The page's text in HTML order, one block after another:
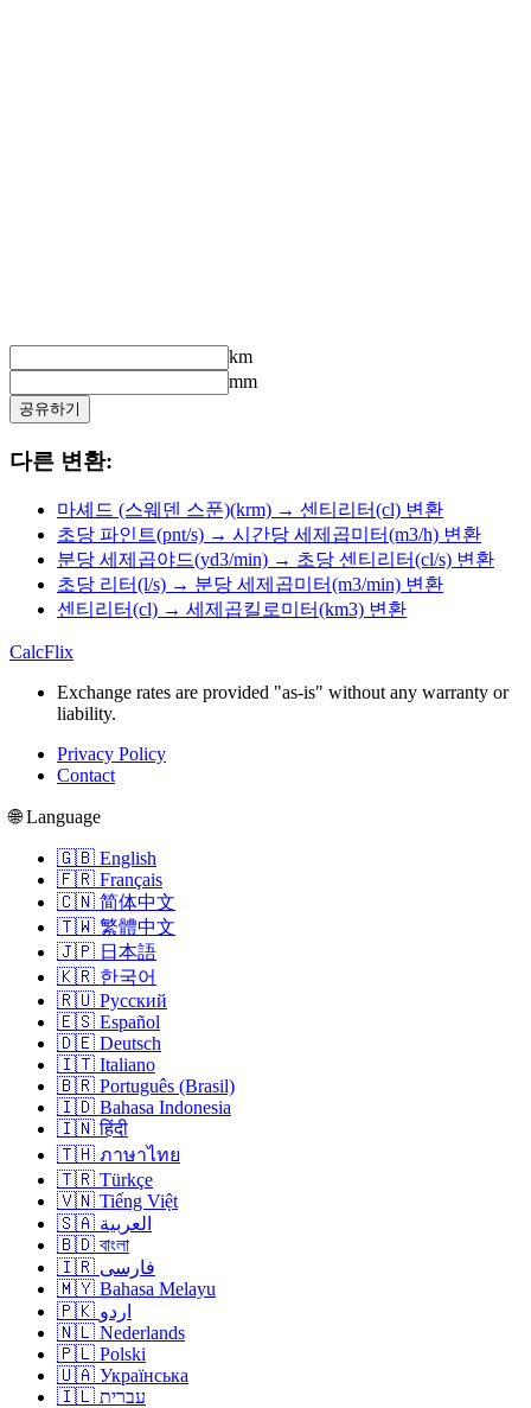
km
mm
공유하기
다른 변환:
마셰드 (스웨덴 스푼)(krm) → 센티리터(cl) 변환
초당 파인트(pnt/s) → 시간당 세제곱미터(m3/h) 변환
분당 세제곱야드(yd3/min) → 초당 센티리터(cl/s) 변환
초당 리터(l/s) → 분당 세제곱미터(m3/min) 변환
센티리터(cl) → 세제곱킬로미터(km3) 변환
CalcFlix
Exchange rates are provided "as-is" without any warranty or
liability.
Privacy Policy
Contact
🌐 Language
🇬🇧 English
🇫🇷 Français
🇨🇳 简体中文
🇹🇼 繁體中文
🇯🇵 日本語
🇰🇷 한국어
🇷🇺 Русский
🇪🇸 Español
🇩🇪 Deutsch
🇮🇹 Italiano
🇧🇷 Português (Brasil)
🇮🇩 Bahasa Indonesia
🇮🇳 हिंदी
🇹🇭 ภาษาไทย
🇹🇷 Türkçe
🇻🇳 Tiếng Việt
🇸🇦 العربية
🇧🇩 বাংলা
🇮🇷 فارسی
🇲🇾 Bahasa Melayu
🇵🇰 اردو
🇳🇱 Nederlands
🇵🇱 Polski
🇺🇦 Українська
🇮🇱 עברית